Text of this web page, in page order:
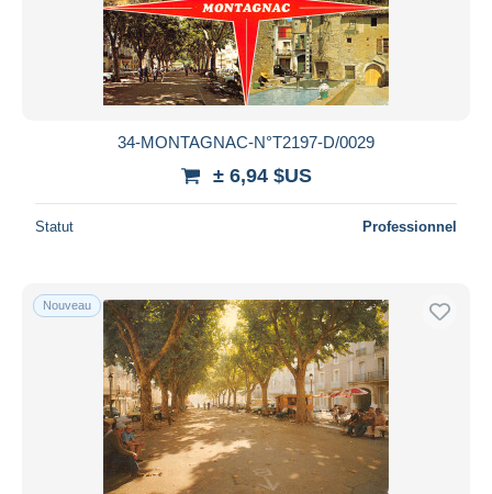
34-MONTAGNAC-N°T2197-D/0029
± 6,94 $US
Statut Professionnel
Nouveau